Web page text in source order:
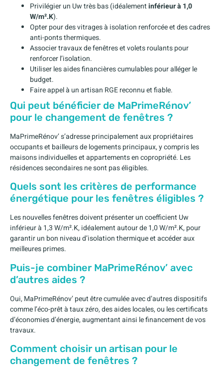
Privilégier un Uw très bas (idéalementinférieur à 1,0
W/m².K).
Opter pour des vitrages à isolation renforcée et des cadres
anti-ponts thermiques.
Associer travaux de fenêtres et volets roulants pour
renforcer l’isolation.
Utiliser les aides financières cumulables pour alléger le
budget.
Faire appel à un artisan RGE reconnu et fiable.
Qui peut bénéficier de MaPrimeRénov’
pour le changement de fenêtres ?
MaPrimeRénov’ s’adresse principalement aux propriétaires
occupants et bailleurs de logements principaux, y compris les
maisons individuelles et appartements en copropriété. Les
résidences secondaires ne sont pas éligibles.
Quels sont les critères de performance
énergétique pour les fenêtres éligibles ?
Les nouvelles fenêtres doivent présenter un coefficient Uw
inférieur à 1,3 W/m².K, idéalement autour de 1,0 W/m².K, pour
garantir un bon niveau d’isolation thermique et accéder aux
meilleures primes.
Puis-je combiner MaPrimeRénov’ avec
d’autres aides ?
Oui, MaPrimeRénov’ peut être cumulée avec d’autres dispositifs
comme l’éco-prêt à taux zéro, des aides locales, ou les certificats
d’économies d’énergie, augmentant ainsi le financement de vos
travaux.
Comment choisir un artisan pour le
changement de fenêtres ?